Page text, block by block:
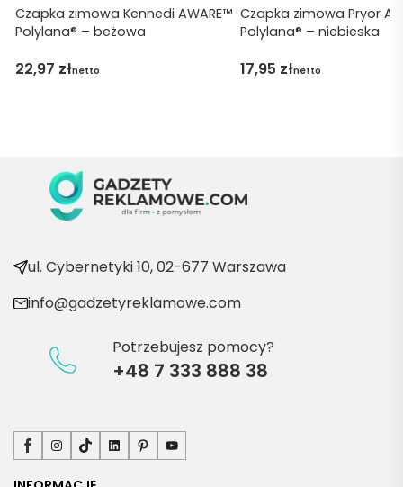
ję za
obsłu
pani
kty
Czapka zimowa Kennedi AWARE™
Polylana® – beżowa
22,97 złnetto
Czapka zimowa Pryor
Polylana® – niebieska
17,95 złnetto
ul. Cybernetyki 10, 02-677 Warszawa
info@gadzetyreklamowe.com
Potrzebujesz pomocy?
+48 7 333 888 38
Facebook
Instagram
TikTokLinkedInPinterestYouTube